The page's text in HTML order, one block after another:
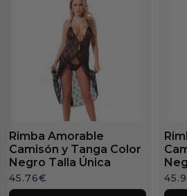
Rimba Amorable
Camisón y Tanga Color
Negro Talla Única
45.76€